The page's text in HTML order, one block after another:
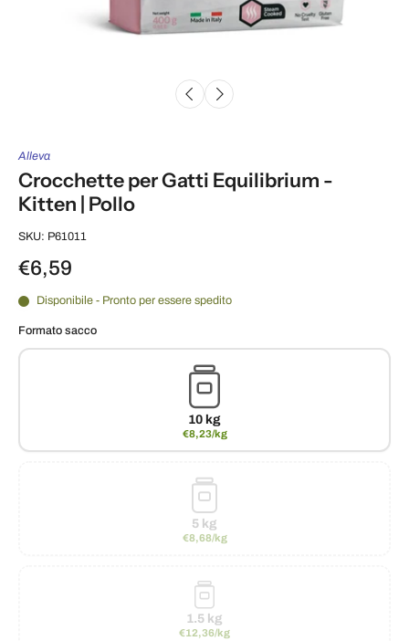
Alleva
Crocchette per Gatti Equilibrium -
Kitten | Pollo
SKU: P61011
€6,59
Disponibile - Pronto per essere spedito
Formato sacco
10 kg
€8,23/kg
5 kg
€8,68/kg
1.5 kg
€12,36/kg